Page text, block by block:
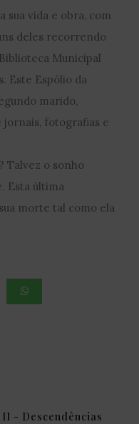
sua vida e obra, com
deles recorrendo
Municipal
Este Espólio da
marido,
jornais, fotografias e
Talvez o sonho
Esta última
morte tal como ela
- Descendências